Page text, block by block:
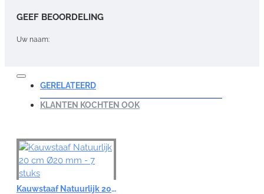
GEEF BEOORDELING
Uw naam:
Opmerking:
Note:HTML-code wordt niet vertaald!
Waardering:
Slecht
GERELATEERD
KLANTEN KOCHTEN OOK
Kauwstaaf Natuurlijk 20 cm Ø20 mm - 7 stuks